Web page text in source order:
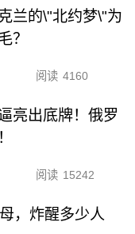
兰的\"北约梦\"为
？
阅读 4160
亮出底牌！俄罗
阅读 15242
，炸醒多少人